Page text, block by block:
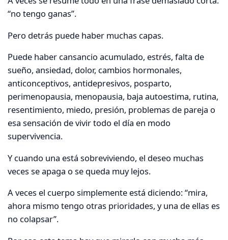
“no tengo ganas”.
Pero detrás puede haber muchas capas.
Puede haber cansancio acumulado, estrés, falta de
sueño, ansiedad, dolor, cambios hormonales,
anticonceptivos, antidepresivos, posparto,
perimenopausia, menopausia, baja autoestima, rutina,
resentimiento, miedo, presión, problemas de pareja o
esa sensación de vivir todo el día en modo
supervivencia.
Y cuando una está sobreviviendo, el deseo muchas
veces se apaga o se queda muy lejos.
A veces el cuerpo simplemente está diciendo: “mira,
ahora mismo tengo otras prioridades, y una de ellas es
no colapsar”.